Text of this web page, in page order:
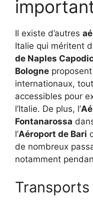
Il existe d’autres
Italie qui méritent
de Naples
Bologne
internationaux,
accessibles pour
l’Italie. De plus, l’
Fontanarossa
l’Aéroport de Bari
de nombreux
notamment